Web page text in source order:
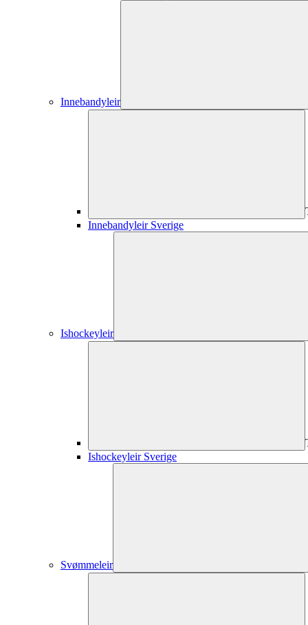
Innebandyleir
Innebandyleir Sverige
Ishockeyleir
Ishockeyleir Sverige
Svømmeleir